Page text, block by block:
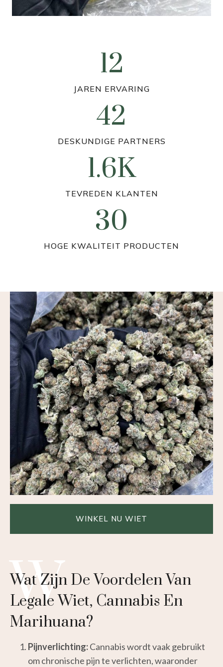
12
JAREN ERVARING
42
DESKUNDIGE PARTNERS
1.6K
TEVREDEN KLANTEN
30
HOGE KWALITEIT PRODUCTEN
WINKEL NU WIET
H
W
Wat Zijn De Voordelen Van
Legale Wiet, Cannabis En
Marihuana?
Pijnverlichting:Cannabis wordt vaak gebruikt
om chronische pijn te verlichten, waaronder